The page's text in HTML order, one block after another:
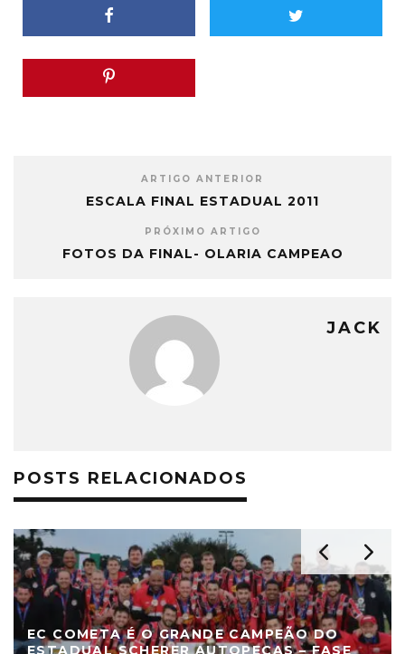
ARTIGO ANTERIOR
ESCALA FINAL ESTADUAL 2011
PRÓXIMO ARTIGO
FOTOS DA FINAL- OLARIA CAMPEAO
JACK
POSTS RELACIONADOS
EC COMETA É O GRANDE CAMPEÃO DO
ESTADUAL SCHERER AUTOPEÇAS – FASE